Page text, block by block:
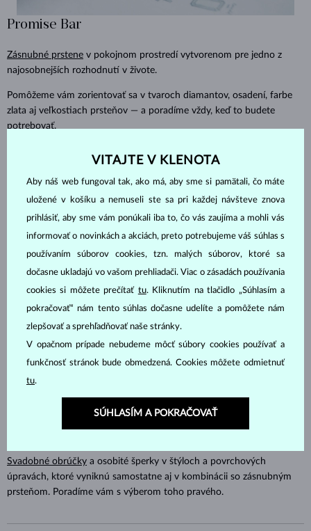
Promise Bar
Zásnubné prstene v pokojnom prostredí vytvorenom pre jedno z
najosobnejších rozhodnutí v živote.
Pomôžeme vám zorientovať sa v tvaroch diamantov, osadení, farbe
zlata aj veľkostiach prsteňov — a poradíme vždy, keď to budete
potrebovať.
Eternity Bar
Svadobné obrúčky a osobité šperky v štýloch a povrchových
úpravách, ktoré vyniknú samostatne aj v kombinácii so zásnubným
prsteňom. Poradíme vám s výberom toho pravého.
VITAJTE V KLENOTA
Aby náš web fungoval tak, ako má, aby sme si pamätali, čo máte
uložené v košíku a nemuseli ste sa pri každej návšteve znova
prihlásiť, aby sme vám ponúkali iba to, čo vás zaujíma a mohli vás
informovať o novinkách a akciách, preto potrebujeme váš súhlas s
používaním súborov cookies, tzn. malých súborov, ktoré sa
dočasne ukladajú vo vašom prehliadači. Viac o zásadách používania
cookies si môžete prečítať tu. Kliknutím na tlačidlo „Súhlasím a
pokračovať“ nám tento súhlas dočasne udelíte a pomôžete nám
zlepšovať a sprehľadňovať naše stránky.
V opačnom prípade nebudeme môcť súbory cookies používať a
funkčnosť stránok bude obmedzená. Cookies môžete odmietnuť
tu.
SÚHLASÍM A POKRAČOVAŤ